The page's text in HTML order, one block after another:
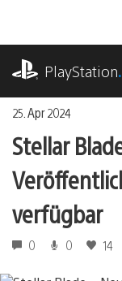
springen
PlayStation
25. Apr 2024
Stellar
verfügbar
0 0 14